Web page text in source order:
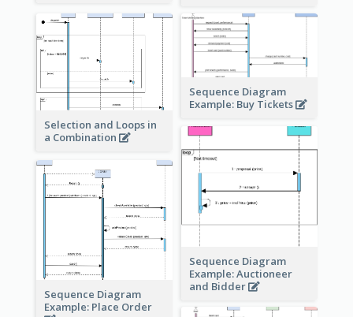
Selection and Loops in
a Combination
Sequence Diagram
Example: Buy Tickets
Sequence Diagram
Example: Auctioneer
and Bidder
Sequence Diagram
Example: Place Order